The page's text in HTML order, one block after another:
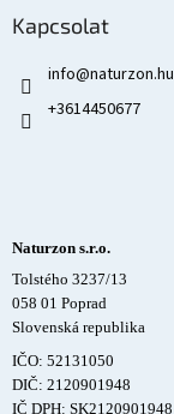
Kapcsolat
info@naturzon.hu
+3614450677
Naturzon s.r.o.
Tolstého 3237/13
058 01 Poprad
Slovenská republika
IČO: 52131050
DIČ: 2120901948
IČ DPH: SK2120901948